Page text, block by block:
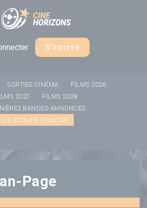
S'inscrire
SORTIES CINÉMA
FILMS 2026
2027
FILMS 2028
BANDES-ANNONCES
LE COIN DE ZHOLTAR
Page
cookies